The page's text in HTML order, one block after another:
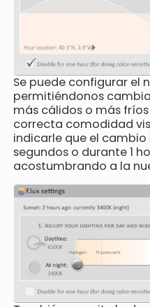
Se puede configurar el
permitiéndonos
más cálidos o más
correcta comodidad
indicarle que el
segundos o durante 1
acostumbrando a la